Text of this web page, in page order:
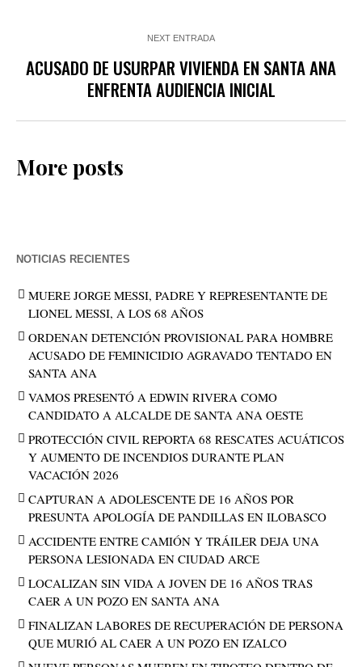
NEXT ENTRADA
ACUSADO DE USURPAR VIVIENDA EN SANTA ANA
ENFRENTA AUDIENCIA INICIAL
More posts
NOTICIAS RECIENTES
MUERE JORGE MESSI, PADRE Y REPRESENTANTE DE
LIONEL MESSI, A LOS 68 AÑOS
ORDENAN DETENCIÓN PROVISIONAL PARA HOMBRE
ACUSADO DE FEMINICIDIO AGRAVADO TENTADO EN
SANTA ANA
VAMOS PRESENTÓ A EDWIN RIVERA COMO
CANDIDATO A ALCALDE DE SANTA ANA OESTE
PROTECCIÓN CIVIL REPORTA 68 RESCATES ACUÁTICOS
Y AUMENTO DE INCENDIOS DURANTE PLAN
VACACIÓN 2026
CAPTURAN A ADOLESCENTE DE 16 AÑOS POR
PRESUNTA APOLOGÍA DE PANDILLAS EN ILOBASCO
ACCIDENTE ENTRE CAMIÓN Y TRÁILER DEJA UNA
PERSONA LESIONADA EN CIUDAD ARCE
LOCALIZAN SIN VIDA A JOVEN DE 16 AÑOS TRAS
CAER A UN POZO EN SANTA ANA
FINALIZAN LABORES DE RECUPERACIÓN DE PERSONA
QUE MURIÓ AL CAER A UN POZO EN IZALCO